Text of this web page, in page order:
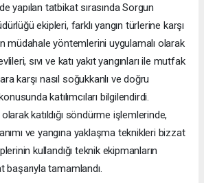
yapılan tatbikat sırasında Sorgun
ekipleri, farklı yangın türlerine karşı
müdahale yöntemlerini uygulamalı olarak
sıvı ve katı yakıt yangınları ile mutfak
karşı nasıl soğukkanlı ve doğru
katılımcıları bilgilendirdi.
katıldığı söndürme işlemlerinde,
ve yangına yaklaşma teknikleri bizzat
kullandığı teknik ekipmanların
başarıyla tamamlandı.